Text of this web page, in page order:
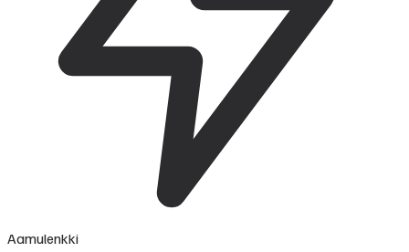
Aamulenkki